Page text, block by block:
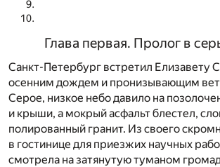
Глава первая. Пролог в
Санкт-Петербург встретил Елизавету
осенним дождем и пронизывающим
Серое, низкое небо давило на
и крыши, а мокрый асфальт блестел,
полированный гранит. Из своего
в гостинице для приезжих научных
смотрела на затянутую туманом